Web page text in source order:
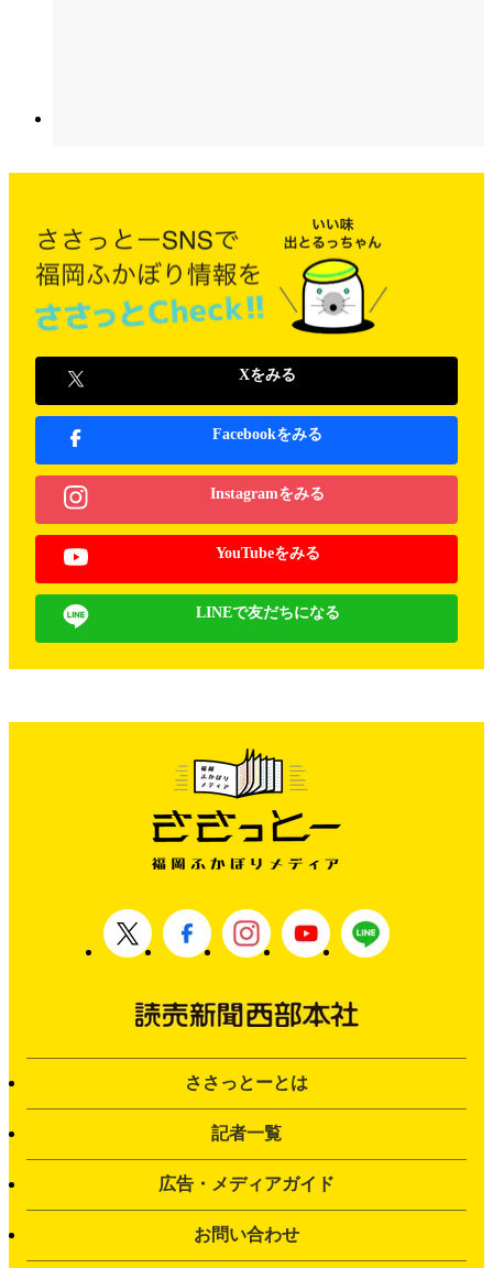
Xをみる
Facebookをみる
Instagramをみる
YouTubeをみる
LINEで友だちになる
ささっとーとは
記者一覧
広告・メディアガイド
お問い合わせ